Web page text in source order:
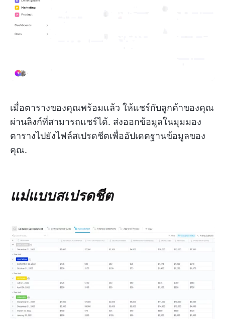
เมื่อตารางของคุณพร้อมแล้ว ให้แชร์กับลูกค้าของคุณ
ผ่านลิงก์ที่สามารถแชร์ได้. ส่งออกข้อมูลในมุมมอง
ตารางไปยังไฟล์สเปรดชีตเพื่ออัปเดตฐานข้อมูลของ
คุณ.
แม่แบบสเปรดชีต